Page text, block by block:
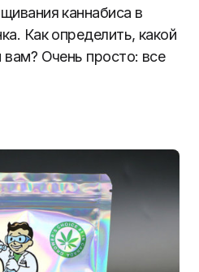
каннабиса в
Как определить, какой
Очень просто: все